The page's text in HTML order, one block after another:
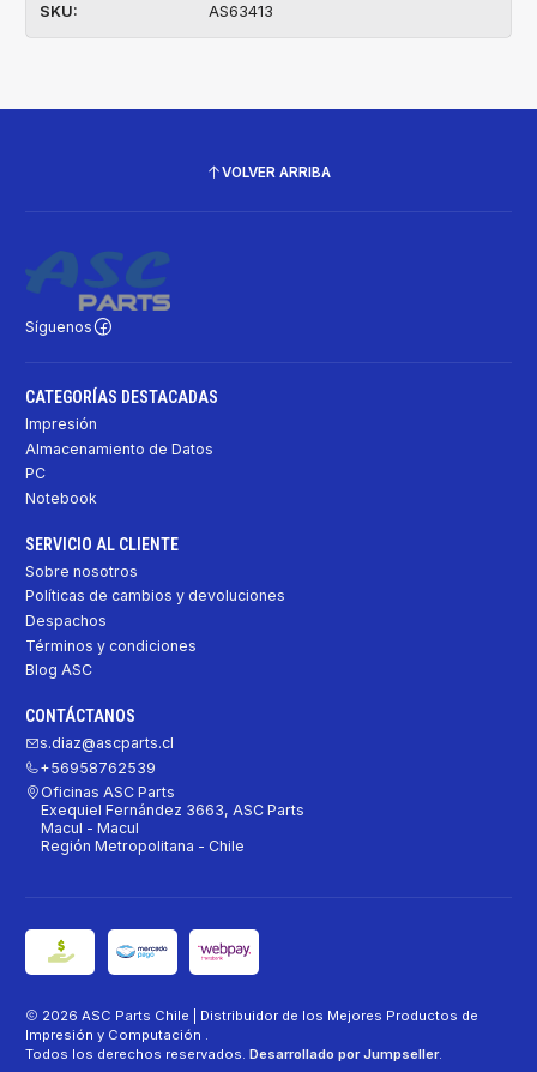
SKU: AS63413
VOLVER ARRIBA
Síguenos
CATEGORÍAS DESTACADAS
Impresión
Almacenamiento de Datos
PC
Notebook
SERVICIO AL CLIENTE
Sobre nosotros
Políticas de cambios y devoluciones
Despachos
Términos y condiciones
Blog ASC
CONTÁCTANOS
s.diaz@ascparts.cl
+56958762539
Oficinas ASC Parts
Exequiel Fernández 3663, ASC Parts
Macul - Macul
Región Metropolitana - Chile
2026 ASC Parts Chile | Distribuidor de los Mejores Productos de
Impresión y Computación .
Todos los derechos reservados. Desarrollado por Jumpseller.